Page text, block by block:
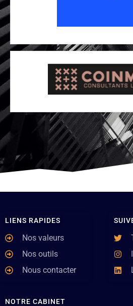
NOTRE CABINET
LIENS RAPIDES
Nos valeurs
Nos outils
Nous contacter